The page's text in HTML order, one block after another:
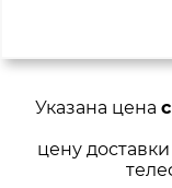
Указана цена
цену